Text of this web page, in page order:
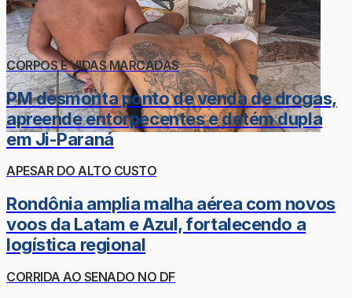
CORPOS E VIDAS MARCADAS
PM desmonta ponto de venda de drogas,
apreende entorpecentes e detém dupla
em Ji-Paraná
APESAR DO ALTO CUSTO
Rondônia amplia malha aérea com novos
voos da Latam e Azul, fortalecendo a
logística regional
CORRIDA AO SENADO NO DF